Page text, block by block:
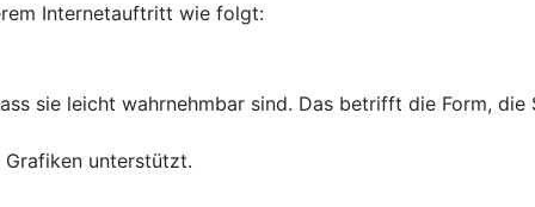
Internetauftritt wie folgt:
sie leicht wahrnehmbar sind. Das betrifft die Form,
Grafiken unterstützt.